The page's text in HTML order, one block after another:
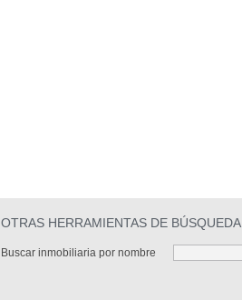
OTRAS HERRAMIENTAS DE BÚSQUEDA
Buscar inmobiliaria por nombre